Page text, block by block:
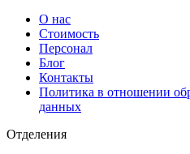
О нас
Стоимость
Персонал
Блог
Контакты
Политика в отношении
данных
Отделения